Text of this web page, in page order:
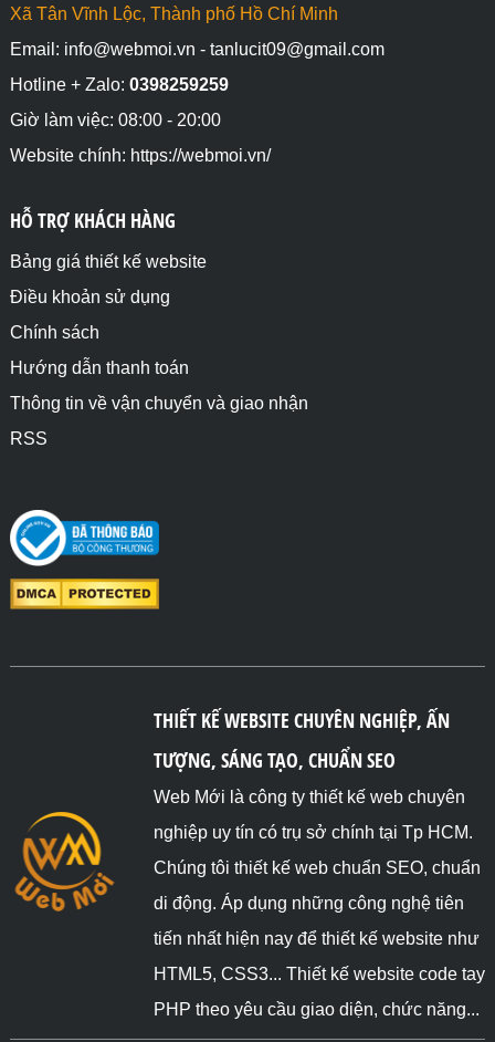
Xã Tân Vĩnh Lộc, Thành phố Hồ Chí Minh
Email: info@webmoi.vn - tanlucit09@gmail.com
Hotline + Zalo: 0398259259
Giờ làm việc: 08:00 - 20:00
Website chính: https://webmoi.vn/
HỖ TRỢ KHÁCH HÀNG
Bảng giá thiết kế website
Điều khoản sử dụng
Chính sách
Hướng dẫn thanh toán
Thông tin về vận chuyển và giao nhận
RSS
THIẾT KẾ WEBSITE CHUYÊN NGHIỆP, ẤN
TƯỢNG, SÁNG TẠO, CHUẨN SEO
Web Mới là công ty thiết kế web chuyên
nghiệp uy tín có trụ sở chính tại Tp HCM.
Chúng tôi thiết kế web chuẩn SEO, chuẩn
di động. Áp dụng những công nghệ tiên
tiến nhất hiện nay để thiết kế website như
HTML5, CSS3... Thiết kế website code tay
PHP theo yêu cầu giao diện, chức năng...